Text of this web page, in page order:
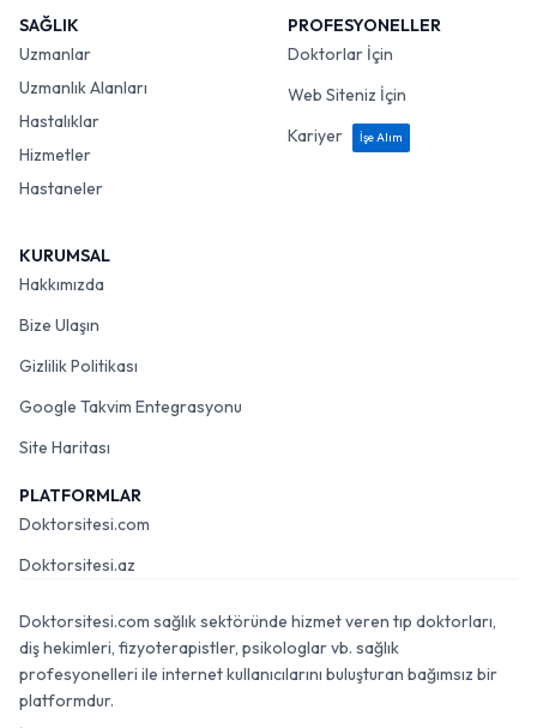
SAĞLIK
Uzmanlar
Uzmanlık Alanları
Hastalıklar
Hizmetler
Hastaneler
PROFESYONELLER
Doktorlar İçin
Web Siteniz İçin
Kariyer
İşe Alım
KURUMSAL
Hakkımızda
Bize Ulaşın
Gizlilik Politikası
Google Takvim Entegrasyonu
Site Haritası
PLATFORMLAR
Doktorsitesi.com
Doktorsitesi.az
Doktorsitesi.com sağlık sektöründe hizmet veren tıp doktorları,
diş hekimleri, fizyoterapistler, psikologlar vb. sağlık
profesyonelleri ile internet kullanıcılarını buluşturan bağımsız bir
platformdur.